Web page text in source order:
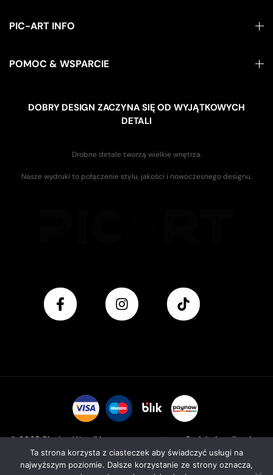
POMOC & WSPARCIE
DOBRY DESIGN ZACZYNA SIĘ OD WYJĄTKOWYCH
DETALI
Drobne detale tworzą wielkie wnętrza.
Nasze wydruki to połączenie stylu, jakości i nowoczesnego designu.
PIC-ART INFO
© 2025 Pic Art. Wszelkie prawa zastrzeżone. Projekt i realizacja:
Venluke. com
Ta strona korzysta z ciasteczek aby świadczyć usługi na
najwyższym poziomie. Dalsze korzystanie ze strony oznacza,